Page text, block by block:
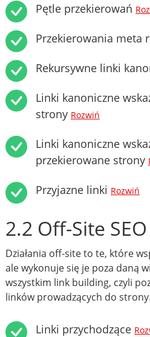
Pętle przekierowań
Przekierowania meta
Rekursywne linki
Linki kanoniczne
strony Rozwiń
Linki kanoniczne
przekierowane strony
Przyjazne linki Rozwiń
2.2 Off-Site SEO
Działania off-site to te, które
ale wykonuje się je poza daną
wszystkim link building, czyli
linków prowadzących do strony.
Linki przychodzące